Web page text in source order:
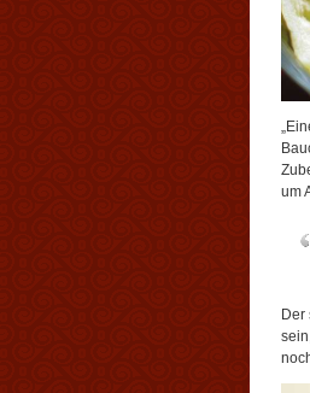
um
Der